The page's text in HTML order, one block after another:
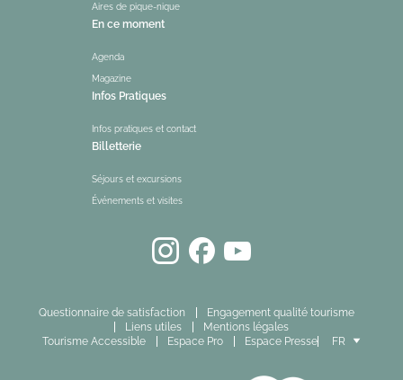
Aires de pique-nique
En ce moment
Agenda
Magazine
Infos Pratiques
Infos pratiques et contact
Billetterie
Séjours et excursions
Événements et visites
Questionnaire de satisfaction
Engagement qualité tourisme
Liens utiles
Mentions légales
Tourisme Accessible
Espace Pro Espace Presse
FR